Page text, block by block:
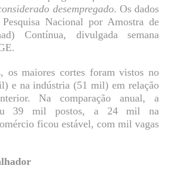
desempregado. Os dados
Nacional por Amostra de
Contínua, divulgada semana
os maiores cortes foram vistos no
e na indústria (51 mil) em relação
Na comparação anual, a
39 mil postos, a 24 mil na
ficou estável, com mil vagas